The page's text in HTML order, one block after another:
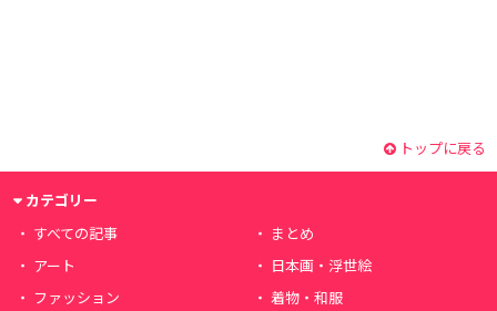
トップに戻る
カテゴリー
すべての記事
まとめ
アート
日本画・浮世絵
ファッション
着物・和服